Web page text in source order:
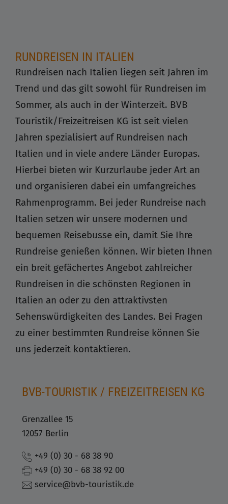
RUNDREISEN IN ITALIEN
Rundreisen nach Italien liegen seit Jahren im
Trend und das gilt sowohl für Rundreisen im
Sommer, als auch in der Winterzeit. BVB
Touristik/Freizeitreisen KG ist seit vielen
Jahren spezialisiert auf Rundreisen nach
Italien und in viele andere Länder Europas.
Hierbei bieten wir Kurzurlaube jeder Art an
und organisieren dabei ein umfangreiches
Rahmenprogramm. Bei jeder Rundreise nach
Italien setzen wir unsere modernen und
bequemen Reisebusse ein, damit Sie Ihre
Rundreise genießen können. Wir bieten Ihnen
ein breit gefächertes Angebot zahlreicher
Rundreisen in die schönsten Regionen in
Italien an oder zu den attraktivsten
Sehenswürdigkeiten des Landes. Bei Fragen
zu einer bestimmten Rundreise können Sie
uns jederzeit kontaktieren.
BVB-TOURISTIK / FREIZEITREISEN KG
Grenzallee 15
12057 Berlin
+49 (0) 30 - 68 38 90
+49 (0) 30 - 68 38 92 00
service@bvb-touristik.de